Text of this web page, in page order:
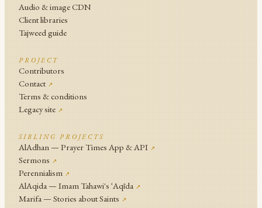
Audio & image CDN
Client libraries
Tajweed guide
PROJECT
Contributors
Contact ↗
Terms & conditions
Legacy site ↗
SIBLING PROJECTS
AlAdhan — Prayer Times App & API ↗
Sermons ↗
Perennialism ↗
AlAqida — Imam Tahawi's ʿAqīda ↗
Marifa — Stories about Saints ↗